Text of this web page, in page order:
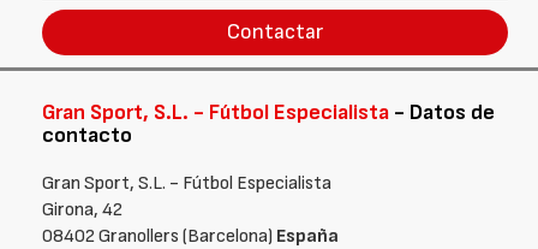
Contactar
Gran Sport, S.L. - Fútbol Especialista - Datos de
contacto
Gran Sport, S.L. - Fútbol Especialista
Girona, 42
08402 Granollers (Barcelona) España